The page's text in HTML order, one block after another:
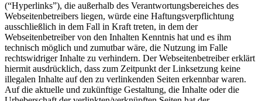
(“Hyperlinks”), die außerhalb des Verantwortungsbereiches des
Webseitenbetreibers liegen, würde eine Haftungsverpflichtung
ausschließlich in dem Fall in Kraft treten, in dem der
Webseitenbetreiber von den Inhalten Kenntnis hat und es ihm
technisch möglich und zumutbar wäre, die Nutzung im Falle
rechtswidriger Inhalte zu verhindern. Der Webseitenbetreiber erklärt
hiermit ausdrücklich, dass zum Zeitpunkt der Linksetzung keine
illegalen Inhalte auf den zu verlinkenden Seiten erkennbar waren.
Auf die aktuelle und zukünftige Gestaltung, die Inhalte oder die